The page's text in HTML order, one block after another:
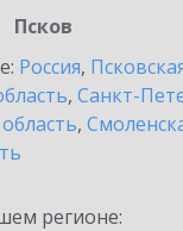
Псков
Россия,
, Санкт-
,
регионе: